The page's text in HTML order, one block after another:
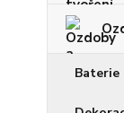
Baterie